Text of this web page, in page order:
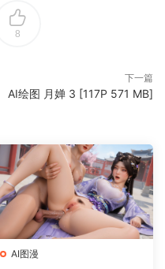
8
下一篇
AI绘图 月婵 3 [117P 571 MB]
AI图漫